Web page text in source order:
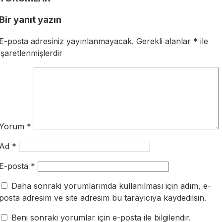
yanıt yazın
posta adresiniz yayınlanmayacak. Gerekli alanlar * ile
*
*
posta *
Daha sonraki yorumlarımda kullanılması için adım, e-
adresim ve site adresim bu tarayıcıya kaydedilsin.
Beni sonraki yorumlar için e-posta ile bilgilendir.